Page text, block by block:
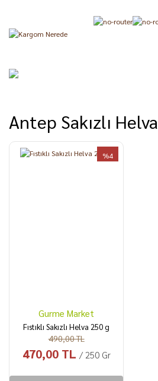
Antep Sakızlı Helva
%4
Gurme Market
Fıstıklı Sakızlı Helva 250 g
490,00 TL
470,00 TL / 250 Gr